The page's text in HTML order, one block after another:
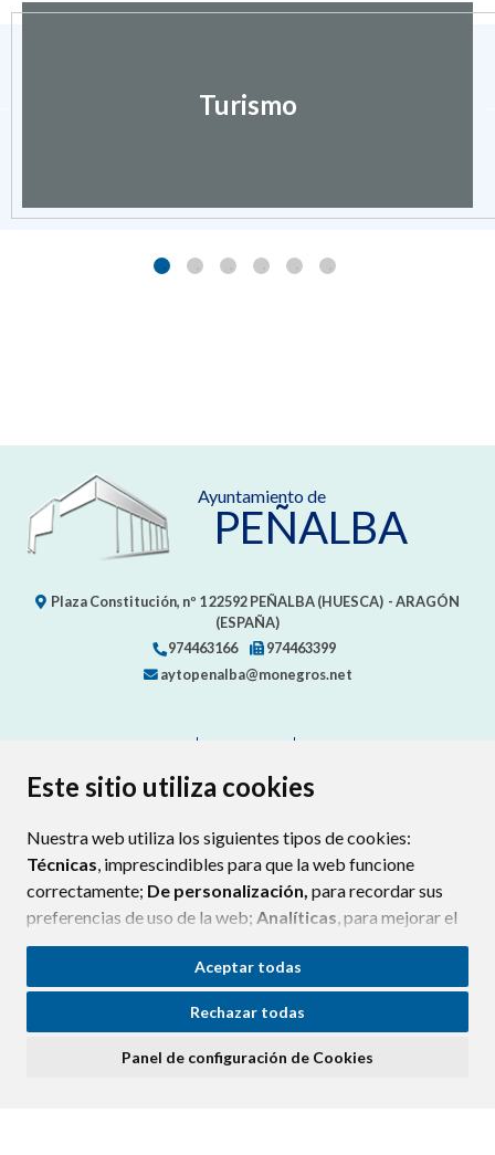
Este sitio utiliza cookies
Nuestra web utiliza los siguientes tipos de cookies:
Técnicas, imprescindibles para que la web funcione
correctamente; De personalización, para recordar sus
preferencias de uso de la web; Analíticas, para mejorar el
funcionamiento de la web y sus servicios.
Si acepta pulsando el botón“Aceptar todas”
consideramos que acepta su uso. Si pulsa el botón
ninguna acción, se guardarán las cookies técnicas
Aceptar todas
Rechazar todas
Panel de configuración de Cookies
Turismo
Ayuntamiento de
PEÑALBA
Plaza Constitución, nº 122592PEÑALBA (HUESCA) - ARAGÓN
(ESPAÑA)
974463166
974463399
aytopenalba@monegros.net
PROTECCIÓN DE DATOS
POLÍTICA DE COOKIES